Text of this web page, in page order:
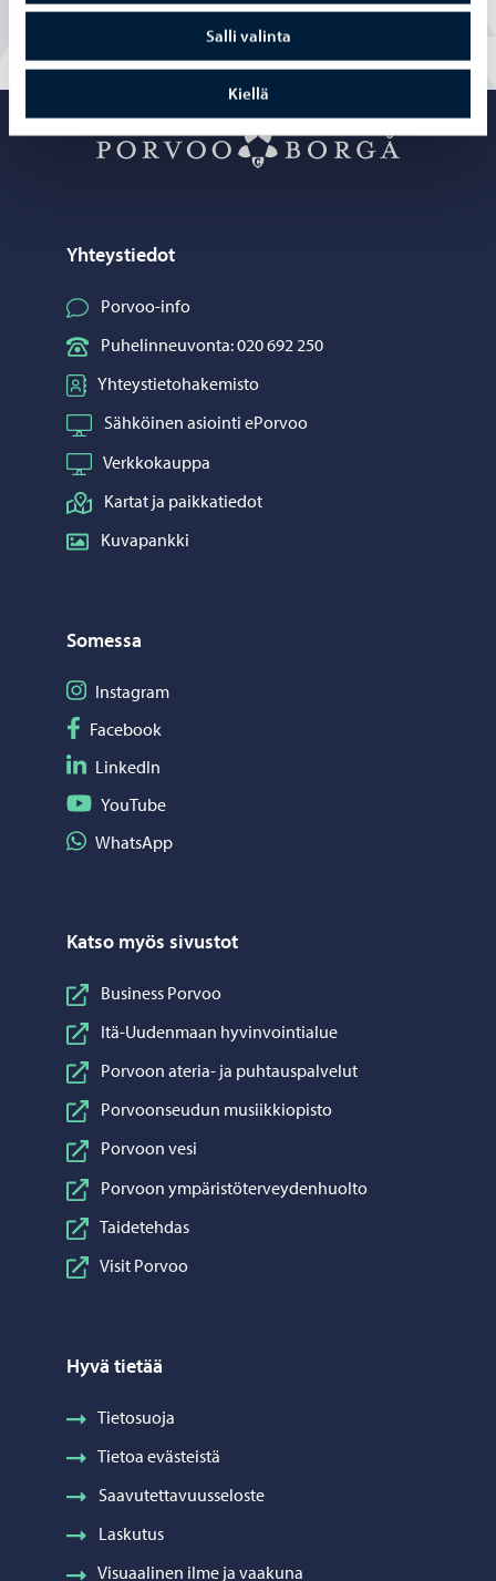
Salli valinta
Kiellä
Porvoo –
Yhteystiedot
Porvoo-info
Puhelinneuvonta: 020 692 250
Yhteystietohakemisto
Sähköinen asiointi ePorvoo
Verkkokauppa
Kartat ja paikkatiedot
Kuvapankki
Somessa
Seuraa Instagram
Instagram
Seuraa Facebook
Facebook
Seuraa LinkedIn
LinkedIn
Seuraa YouTube
YouTube
Jaa WhatsApp
WhatsApp
Katso myös sivustot
Business Porvoo
Itä-Uudenmaan hyvinvointialue
Porvoon ateria- ja puhtauspalvelut
Porvoonseudun musiikkiopisto
Porvoon vesi
Porvoon ympäristöterveydenhuolto
Taidetehdas
Visit Porvoo
Hyvä tietää
Tietosuoja
Tietoa evästeistä
Saavutettavuusseloste
Laskutus
Visuaalinen ilme ja vaakuna